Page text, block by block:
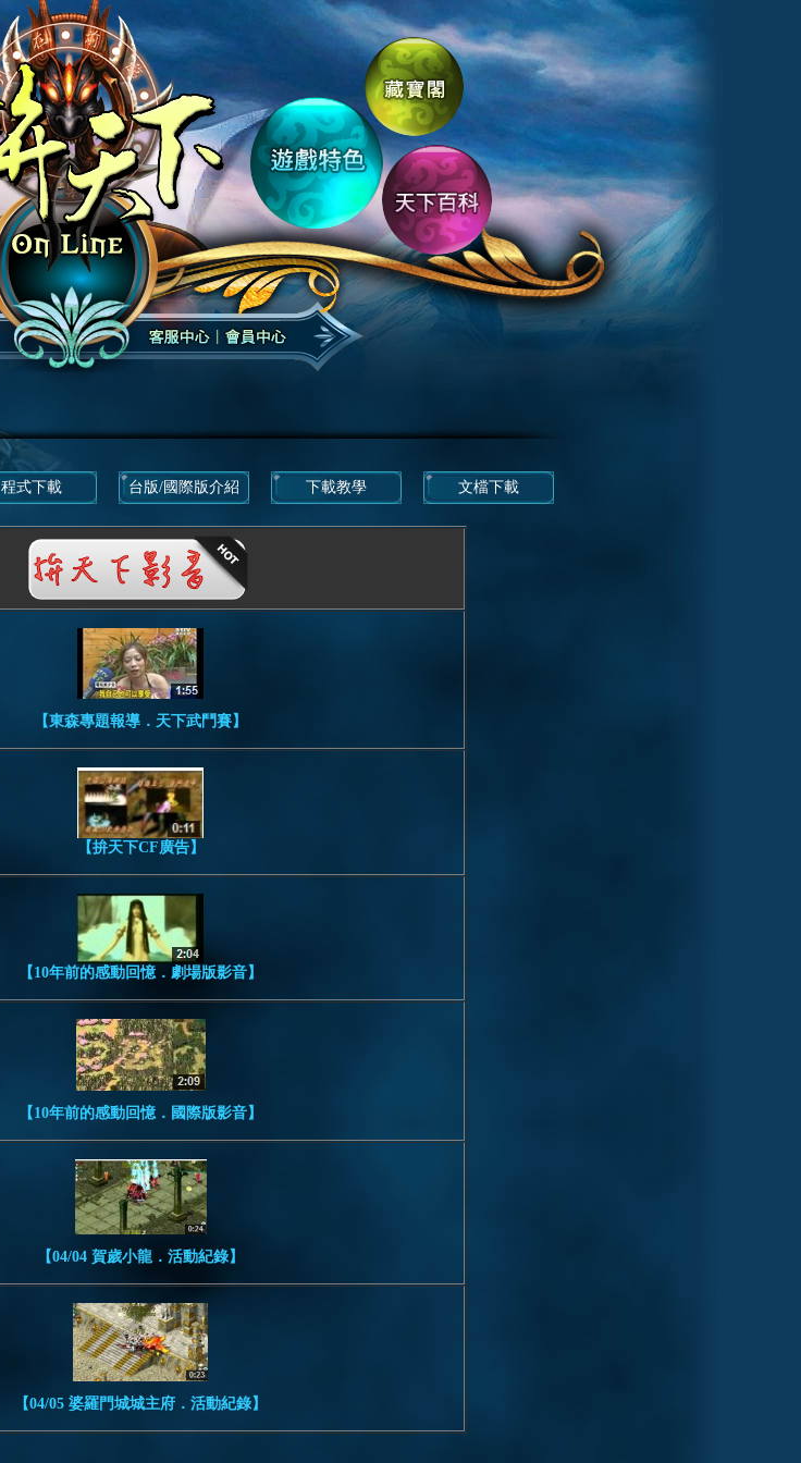
程式下載 台版/國際版介紹 下載教學 文檔下載
【東森專題報導．天下武鬥賽】
【拚天下CF廣告】
【10年前的感動回憶．劇場版影音】
【10年前的感動回憶．國際版影音】
【04/04 賀歲小龍．活動紀錄】
【04/05 婆羅門城城主府．活動紀錄】